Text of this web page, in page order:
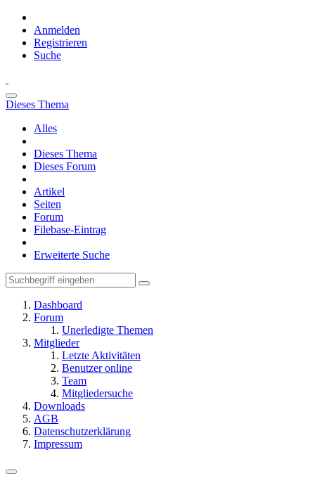
Anmelden
Registrieren
Suche
Dieses Thema
Alles
Dieses Thema
Dieses Forum
Artikel
Seiten
Forum
Filebase-Eintrag
Erweiterte Suche
Dashboard
Forum
Unerledigte Themen
Mitglieder
Letzte Aktivitäten
Benutzer online
Team
Mitgliedersuche
Downloads
AGB
Datenschutzerklärung
Impressum